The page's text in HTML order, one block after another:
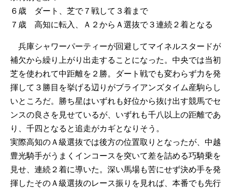
６歳 ダート、芝で７戦して３着まで
７歳 高知に転入、Ａ２からＡ選抜で３連続２着となる
兵庫シャワーパーティーが回避してマイネルスタードが
補欠から繰り上がり出走することになった。中央では当初
芝を使われて中距離を２勝。ダート戦でも変わらず力を発
揮して３勝目を挙げる辺りがブライアンズタイム産駒らし
いところだ。勝ち星はいずれも好位から抜け出す競馬でセ
ンスの良さを見せているが、いずれも千八以上の距離であ
り、千四となると追走がカギとなりそう。
実際高知のＡ級選抜では後方の位置取りとなったが、中越
豊光騎手がうまくインコースを突いて差を詰める巧騎乗を
見せ、連続２着に導いた。深い馬場も苦にせず決め手を発
揮したそのＡ級選抜のレース振りを見れば、本番でも先行